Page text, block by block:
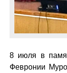
8 июля в
Февронии